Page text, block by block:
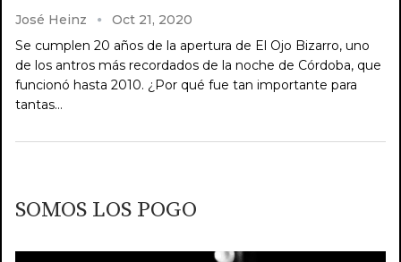
José Heinz
Oct 21, 2020
Se cumplen 20 años de la apertura de El Ojo Bizarro, uno
de los antros más recordados de la noche de Córdoba, que
funcionó hasta 2010. ¿Por qué fue tan importante para
tantas…
SOMOS LOS POGO